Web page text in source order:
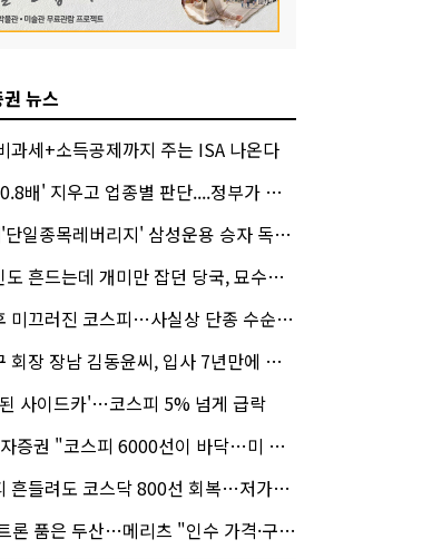
뉴스
과세+소득공제까지 주는 ISA 나온다
' 지우고 업종별 판단....정부가 제시한 '주가 누르기' 방지법
목레버리지' 삼성운용 승자 독식...운용수익 미래에셋의 6배
흔드는데 개미만 잡던 당국, 묘수는 과다호가부담금?
끄러진 코스피…사실상 단종 수순 밟는 '단종레'
장남 김동윤씨, 입사 7년만에 한투증권 임원 승진
사이드카'…코스피 5% 넘게 급락
권 "코스피 6000선이 바닥…미 금리 안정 후 추가 회복"
들려도 코스닥 800선 회복…저가매수세 유입
품은 두산…메리츠 "인수 가격·구조 모두 기대 이상"